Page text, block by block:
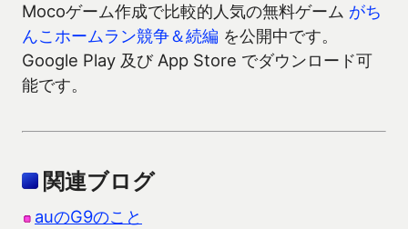
Mocoゲーム作成で比較的人気の無料ゲーム がち
んこホームラン競争＆続編 を公開中です。
Google Play 及び App Store でダウンロード可
能です。
関連ブログ
auのG9のこと